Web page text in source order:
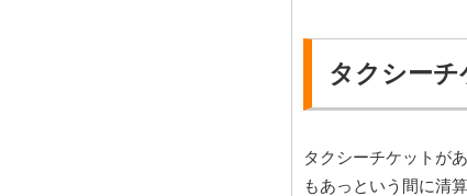
タクシー
タクシーチケットが
もあっという間に清